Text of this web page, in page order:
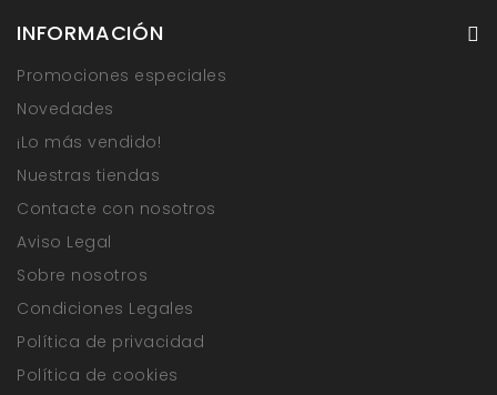
INFORMACIÓN
Promociones especiales
Novedades
¡Lo más vendido!
Nuestras tiendas
Contacte con nosotros
Aviso Legal
Sobre nosotros
Condiciones Legales
Política de privacidad
Política de cookies